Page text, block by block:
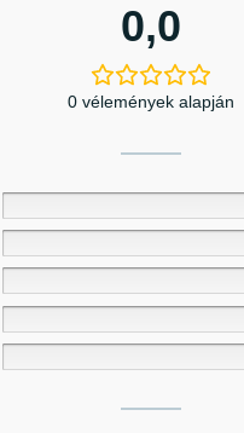
0,0
0 vélemények alapján